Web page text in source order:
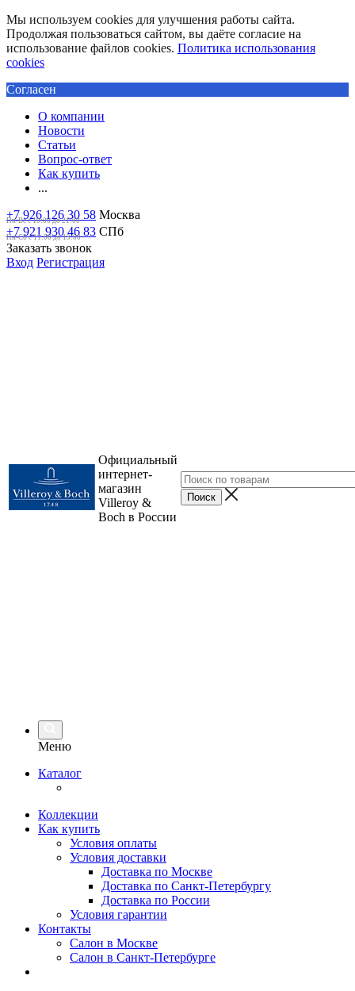
Мы используем cookies для улучшения работы сайта.
Продолжая пользоваться сайтом, вы даёте согласие на
использование файлов cookies. Политика использования
cookies
Согласен
О компании
Новости
Статьи
Вопрос-ответ
Как купить
...
+7 926 126 30 58 Москва
Пн-Вс с 10:00 до 21:00
+7 921 930 46 83 СПб
Пн-Сб c 11:00 до 19:00
Заказать звонок
Вход Регистрация
Официальный
интернет-
магазин
Villeroy &
Boch в России
Меню
Каталог
Коллекции
Как купить
Условия оплаты
Условия доставки
Доставка по Москве
Доставка по Санкт-Петербургу
Доставка по России
Условия гарантии
Контакты
Салон в Москве
Салон в Санкт-Петербурге